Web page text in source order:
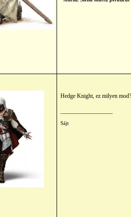
Hedge Knight, ez milyen
Sájt